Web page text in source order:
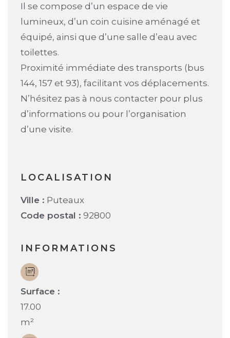
Il se compose d’un espace de vie
lumineux, d’un coin cuisine aménagé et
équipé, ainsi que d’une salle d’eau avec
toilettes.
Proximité immédiate des transports (bus
144, 157 et 93), facilitant vos déplacements.
N’hésitez pas à nous contacter pour plus
d’informations ou pour l’organisation
d’une visite.
LOCALISATION
Ville : Puteaux
Code postal : 92800
INFORMATIONS
Surface :
17.00
m²